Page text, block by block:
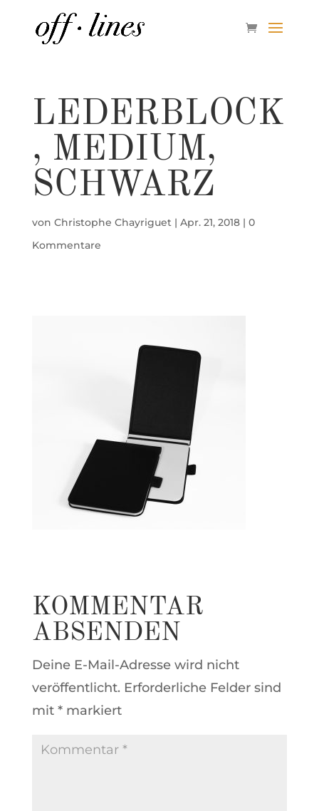
LEDERBLOCK
, MEDIUM,
SCHWARZ
von Christophe Chayriguet| Apr. 21, 2018| 0
Kommentare
KOMMENTAR
ABSENDEN
Deine E-Mail-Adresse wird nicht
veröffentlicht. Erforderliche Felder sind
mit *markiert